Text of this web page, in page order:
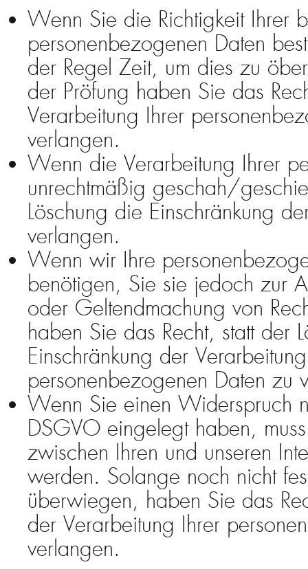
Wenn Sie die Richtigkeit Ihrer
personenbezogenen Daten
der Regel Zeit, um dies zu
der Pröfung haben Sie das
Verarbeitung Ihrer
verlangen.
Wenn die Verarbeitung Ihrer
unrechtmäßig geschah/
Löschung die Einschränkung
verlangen.
Wenn wir Ihre
benötigen, Sie sie jedoch zur
oder Geltendmachung von
haben Sie das Recht, statt der
Einschränkung der
personenbezogenen Daten zu
Wenn Sie einen Widerspruch
DSGVO eingelegt haben,
zwischen Ihren und unseren
werden. Solange noch nicht
überwiegen, haben Sie das
der Verarbeitung Ihrer
verlangen.